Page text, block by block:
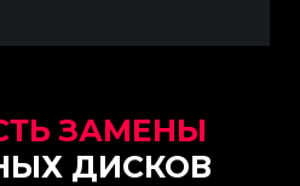
ЗАМЕНЫ
ДИСКОВ